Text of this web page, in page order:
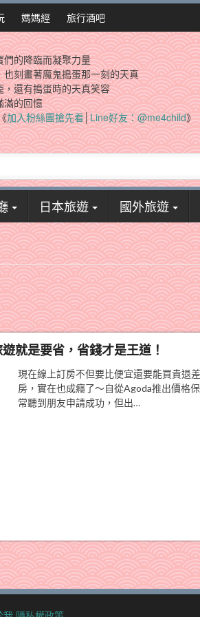
媽媽經 旅行酒吧
的降臨而凝聚力量
刻畫著魔鬼搗蛋那一刻的天真
還有搗蛋時的天真笑容
滿的回憶
加入粉絲團搶先看│Line好友：@me4child》
日本旅遊 國外旅遊
就是要省，省錢才是王道！
現在線上訂房不但要比便宜還要能買貴退
房，實在也成癮了～自從Agoda推出價格
常聽到朋友申請成功，但出…